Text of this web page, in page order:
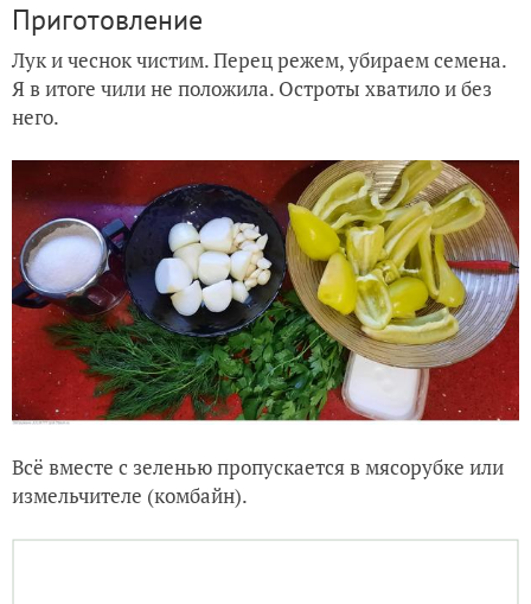
Приготовление
Лук и чеснок чистим. Перец режем, убираем семена.
Я в итоге чили не положила. Остроты хватило и без
него.
Всё вместе с зеленью пропускается в мясорубке или
измельчителе (комбайн).